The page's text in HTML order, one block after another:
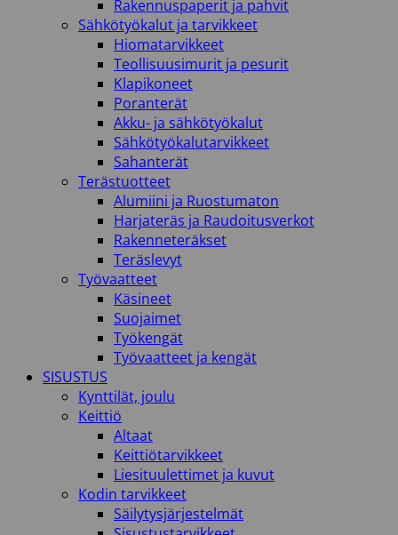
Rakennuspaperit ja pahvit
Sähkötyökalut ja tarvikkeet
Hiomatarvikkeet
Teollisuusimurit ja pesurit
Klapikoneet
Poranterät
Akku- ja sähkötyökalut
Sähkötyökalutarvikkeet
Sahanterät
Terästuotteet
Alumiini ja Ruostumaton
Harjateräs ja Raudoitusverkot
Rakenneteräkset
Teräslevyt
Työvaatteet
Käsineet
Suojaimet
Työkengät
Työvaatteet ja kengät
SISUSTUS
Kynttilät, joulu
Keittiö
Altaat
Keittiötarvikkeet
Liesituulettimet ja kuvut
Kodin tarvikkeet
Säilytysjärjestelmät